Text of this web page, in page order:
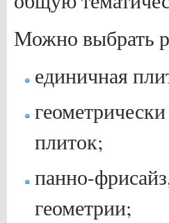
Можно выбрать
единичная
плиток;
панно-
геометрии;